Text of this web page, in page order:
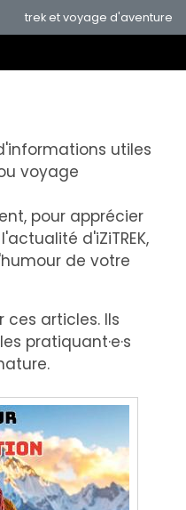
trek et voyage d'aventure
utiles
voyage
pour apprécier
d'iZiTREK,
de votre
ces articles. Ils
pratiquant·e·s